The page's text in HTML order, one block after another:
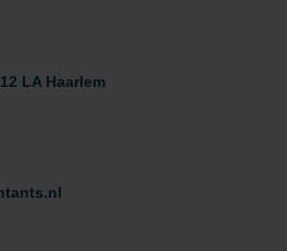
LA Haarlem